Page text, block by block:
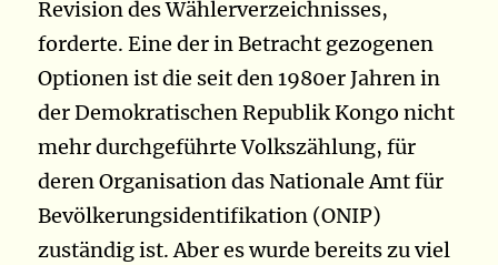
Revision des Wählerverzeichnisses,
forderte. Eine der in Betracht gezogenen
Optionen ist die seit den 1980er Jahren in
der Demokratischen Republik Kongo nicht
mehr durchgeführte Volkszählung, für
deren Organisation das Nationale Amt für
Bevölkerungsidentifikation (ONIP)
zuständig ist. Aber es wurde bereits zu viel